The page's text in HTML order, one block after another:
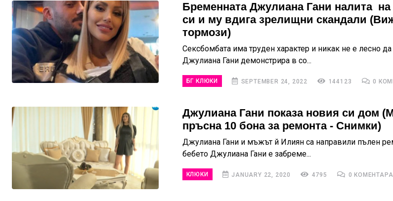
Бременната Джулиана Гани налита
си и му вдига зрелищни скандали
тормози)
Сексбомбата има труден характер и никак не е лесно
Джулиана Гани демонстрира в со...
БГ КЛЮКИ SEPTEMBER 24, 2022 144123 0
Джулиана Гани показа новия си дом
пръсна 10 бона за ремонта - Снимки)
Джулиана Гани и мъжът й Илиян са направили пълен
бебето Джулиана Гани е забреме...
КЛЮКИ JANUARY 22, 2020 4795 0 КОМЕНТАРА